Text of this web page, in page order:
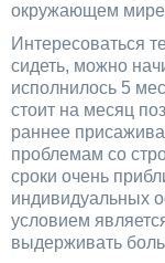
окружающем
Интересоваться
сидеть, можно
исполнилось 5
стоит на месяц
раннее
проблемам со
сроки очень
индивидуальных
условием
выдерживать